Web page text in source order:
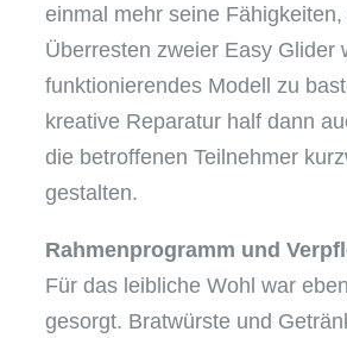
einmal mehr seine Fähigkeiten,
Überresten zweier Easy Glider
funktionierendes Modell zu
kreative Reparatur half dann
die betroffenen Teilnehmer
gestalten.
Rahmenprogramm und
Für das leibliche Wohl war
gesorgt. Bratwürste und